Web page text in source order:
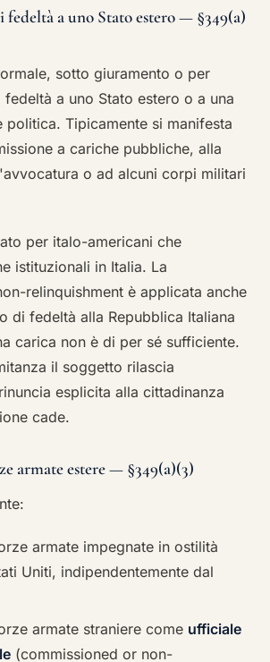
a uno Stato estero — §349(a)
sotto giuramento o per
a uno Stato estero o a una
politica. Tipicamente si manifesta
a cariche pubbliche, alla
o ad alcuni corpi militari
per italo-americani che
istituzionali in Italia. La
relinquishment è applicata anche
di fedeltà alla Repubblica Italiana
carica non è di per sé sufficiente.
il soggetto rilascia
esplicita alla cittadinanza
cade.
armate estere — §349(a)(3)
armate impegnate in ostilità
Uniti, indipendentemente dal
armate straniere come ufficiale
(commissioned or non-